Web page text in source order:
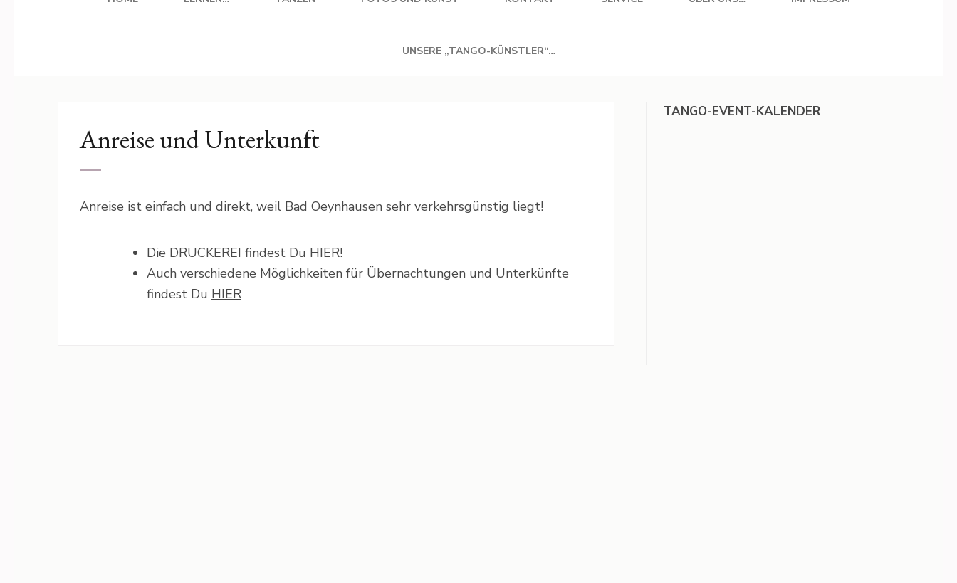
UNSERE „TANGO-KÜNSTLER“…
Anreise und Unterkunft
Anreise ist einfach und direkt, weil Bad Oeynhausen sehr verkehrsgünstig liegt!
Die DRUCKEREI findest Du HIER!
Auch verschiedene Möglichkeiten für Übernachtungen und Unterkünfte
findest Du HIER
TANGO-EVENT-KALENDER